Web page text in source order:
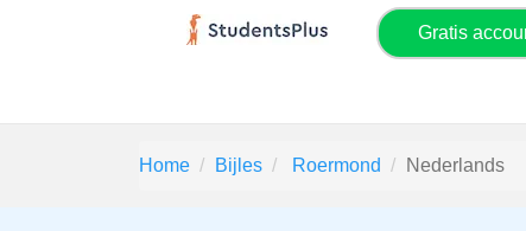
Gratis
Home Bijles Roermond Nederlands